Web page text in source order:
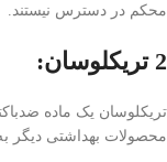
محکم در دسترس نیستند.
2 تریکلوسان:
تریکلوسان یک ماده
محصولات بهداشتی دیگر